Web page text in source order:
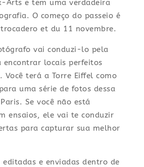
Arts e tem uma verdadeira
O começo do passeio é
et du 11 novembre.
vai conduzi-lo pela
encontrar locais perfeitos
terá a Torre Eiffel como
uma série de fotos dessa
Se você não está
ensaios, ele vai te conduzir
para capturar sua melhor
editadas e enviadas dentro de